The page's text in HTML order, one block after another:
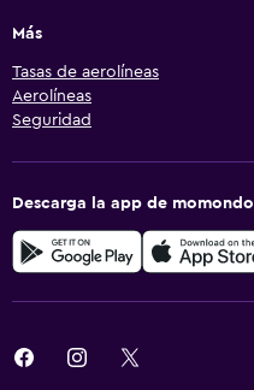
Enchufe cerca de la cama
Sofá cama
Armario o clóset
Gimnasio
Gimnasio
Más
Tasas de aerolíneas
Aerolíneas
Seguridad
Descarga la app de momondo